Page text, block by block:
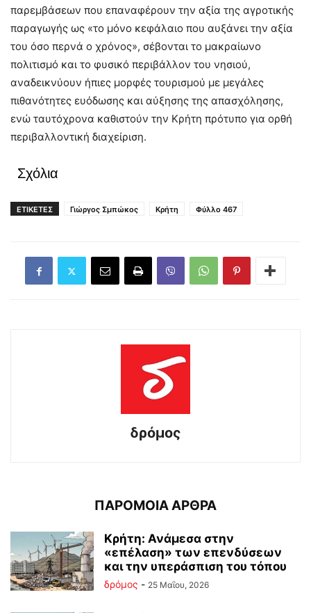
παρεμβάσεων που επαναφέρουν την αξία της αγροτικής
παραγωγής ως «το μόνο κεφάλαιο που αυξάνει την αξία
του όσο περνά ο χρόνος», σέβονται το μακραίωνο
πολιτισμό και το φυσικό περιβάλλον του νησιού,
αναδεικνύουν ήπιες μορφές τουρισμού με μεγάλες
πιθανότητες ευόδωσης και αύξησης της απασχόλησης,
ενώ ταυτόχρονα καθιστούν την Κρήτη πρότυπο για ορθή
περιβαλλοντική διαχείριση.
Σχόλια
ΕΤΙΚΕΤΕΣ Γιώργος Σμπώκος Κρήτη Φύλλο 467
δρόμος
ΠΑΡΟΜΟΙΑ ΑΡΘΡΑ
Κρήτη: Ανάμεσα στην
«επέλαση» των επενδύσεων
και την υπεράσπιση του τόπου
δρόμος - 25 Μαΐου, 2026